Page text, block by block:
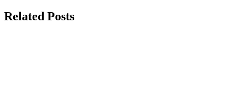
Related Posts